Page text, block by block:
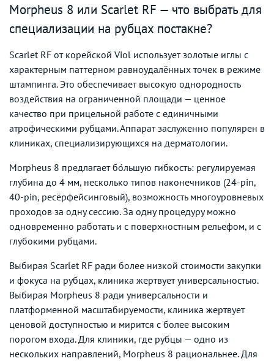
Morpheus 8 или Scarlet RF — что выбрать для
специализации на рубцах постакне?
Scarlet RF от корейской Viol использует золотые иглы с
характерным паттерном равноудалённых точек в режиме
штампинга. Это обеспечивает высокую однородность
воздействия на ограниченной площади — ценное
качество при прицельной работе с единичными
атрофическими рубцами. Аппарат заслуженно популярен в
клиниках, специализирующихся на дерматологии.
Morpheus 8 предлагает бо́льшую гибкость: регулируемая
глубина до 4 мм, несколько типов наконечников (24-pin,
40-pin, ресёрфейсинговый), возможность многоуровневых
проходов за одну сессию. За одну процедуру можно
одновременно работать и с поверхностным рельефом, и с
глубокими рубцами.
Выбирая Scarlet RF ради более низкой стоимости закупки
и фокуса на рубцах, клиника жертвует универсальностью.
Выбирая Morpheus 8 ради универсальности и
платформенной масштабируемости, клиника жертвует
ценовой доступностью и мирится с более высоким
порогом входа. Для клиники, где рубцы — одно из
нескольких направлений, Morpheus 8 рациональнее. Для